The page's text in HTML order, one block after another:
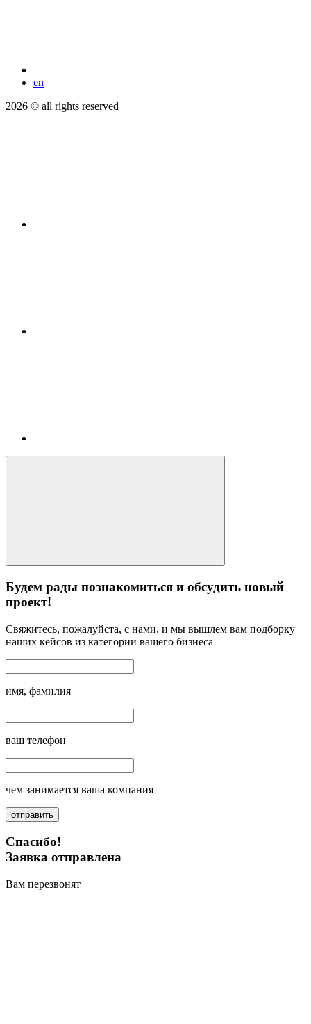
en
2026 © all rights reserved
Будем рады познакомиться и обсудить новый
проект!
Свяжитесь, пожалуйста, с нами, и мы вышлем вам подборку
наших кейсов из категории вашего бизнеса
имя, фамилия
ваш телефон
чем занимается ваша компания
отправить
Спасибо!
Заявка отправлена
Вам перезвонят